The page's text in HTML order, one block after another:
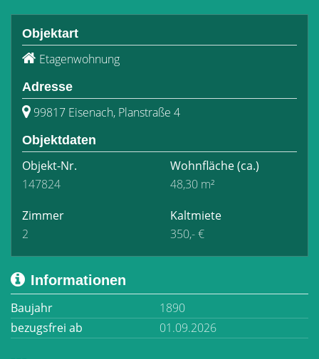
Objektart
Etagenwohnung
Adresse
99817 Eisenach, Planstraße 4
Objektdaten
Objekt-Nr.
147824
Wohnfläche(ca.)
48,30 m²
Zimmer
2
Kaltmiete
350,- €
Informationen
Baujahr
1890
bezugsfrei ab
01.09.2026